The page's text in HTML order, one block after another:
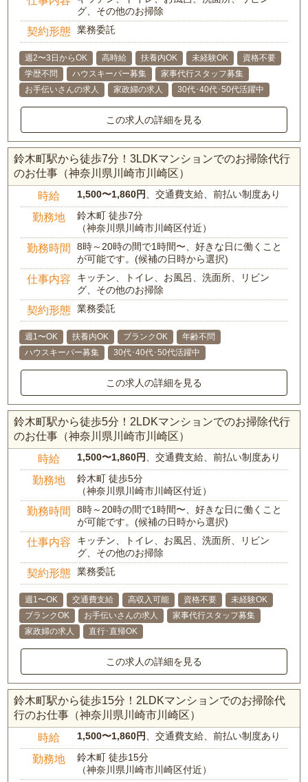
グ、その他のお掃除
契約形態 業務委託
週2〜3日からOK 高時給 扶養内OK 未経験OK
資格不要
学歴不問
ハウスキーパー募集
家事代行スタッフ募集
お手伝いさんの求人
家政婦の求人 30代･40代･50代活躍中
この求人の詳細を見る
鈴木町駅から徒歩7分！3LDKマンションでのお掃除代行
のお仕事（神奈川県川崎市川崎区）
時給 1,500〜1,860円、交通費支給、前払い制度あり
勤務地
鈴木町 徒歩7分
（神奈川県川崎市川崎区付近）
勤務時間
8時～20時の間で1時間〜、好きな日に働くこと
が可能です。(候補の日時から選択)
仕事内容
キッチン、トイレ、お風呂、洗面所、リビン
グ、その他のお掃除
契約形態 業務委託
週1〜OK 扶養内OK ブランクOK
年齢不問
ハウスキーパー募集
30代･40代･50代活躍中
この求人の詳細を見る
鈴木町駅から徒歩5分！2LDKマンションでのお掃除代行
のお仕事（神奈川県川崎市川崎区）
時給 1,500〜1,860円、交通費支給、前払い制度あり
勤務地
鈴木町 徒歩5分
（神奈川県川崎市川崎区付近）
勤務時間
8時～20時の間で1時間〜、好きな日に働くこと
が可能です。(候補の日時から選択)
仕事内容
キッチン、トイレ、お風呂、洗面所、リビン
グ、その他のお掃除
契約形態 業務委託
週1〜OK 交通費支給 高収入可能 資格不要
未経験OK
ブランクOK
お手伝いさんの求人
家事代行スタッフ募集
家政婦の求人
直行･直帰OK
この求人の詳細を見る
鈴木町駅から徒歩15分！2LDKマンションでのお掃除代
行のお仕事（神奈川県川崎市川崎区）
時給 1,500〜1,860円、交通費支給、前払い制度あり
勤務地
鈴木町 徒歩15分
（神奈川県川崎市川崎区付近）